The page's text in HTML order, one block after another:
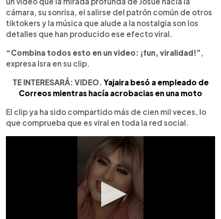
cámara, su sonrisa, el salirse del patrón común de otros
tiktokers y la música que alude a la nostalgia son los
detalles que han producido ese efecto viral.
“Combina todos esto en un video: ¡fun, viralidad!”,
expresa Isra en su clip.
TE INTERESARÁ: VIDEO. Yajaira besó a empleado de
Correos mientras hacía acrobacias en una moto
El clip ya ha sido compartido más de cien mil veces, lo
que comprueba que es viral en toda la red social.